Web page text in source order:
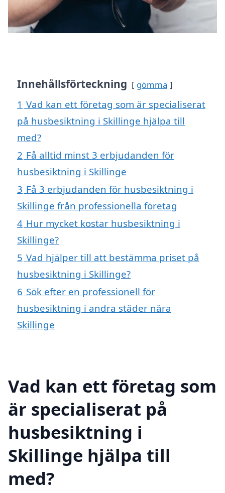
Innehållsförteckning gömma
1 Vad kan ett företag som är specialiserat
på husbesiktning i Skillinge hjälpa till
med?
2 Få alltid minst 3 erbjudanden för
husbesiktning i Skillinge
3 Få 3 erbjudanden för husbesiktning i
Skillinge från professionella företag
4 Hur mycket kostar husbesiktning i
Skillinge?
5 Vad hjälper till att bestämma priset på
husbesiktning i Skillinge?
6 Sök efter en professionell för
husbesiktning i andra städer nära
Skillinge
Vad kan ett företag som
är specialiserat på
husbesiktning i
Skillinge hjälpa till
med?